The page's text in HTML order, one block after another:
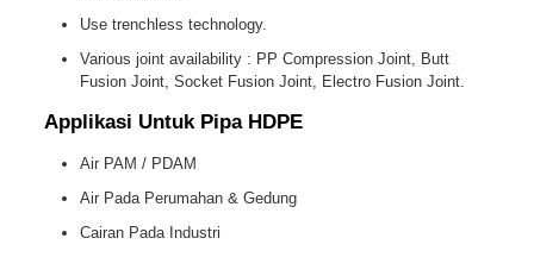
Use trenchless technology.
Various joint availability : PP Compression Joint, Butt
Fusion Joint, Socket Fusion Joint, Electro Fusion Joint.
Applikasi Untuk Pipa HDPE
Air PAM / PDAM
Air Pada Perumahan & Gedung
Cairan Pada Industri